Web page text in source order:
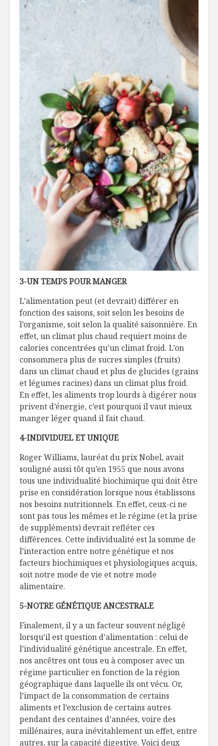
3-UN TEMPS POUR MANGER
L’alimentation peut (et devrait) différer en
fonction des saisons, soit selon les besoins de
l’organisme, soit selon la qualité saisonnière. En
effet, un climat plus chaud requiert moins de
calories concentrées qu’un climat froid. L’on
consommera plus de sucres simples (fruits)
dans un climat chaud et plus de glucides (grains
et légumes racines) dans un climat plus froid.
En effet, les aliments trop lourds à digérer nous
privent d’énergie, c’est pourquoi il vaut mieux
manger léger quand il fait chaud.
4-INDIVIDUEL ET UNIQUE
Roger Williams, lauréat du prix Nobel, avait
souligné aussi tôt qu’en 1955 que nous avons
tous une individualité biochimique qui doit être
prise en considération lorsque nous établissons
nos besoins nutritionnels. En effet, ceux-ci ne
sont pas tous les mêmes et le régime (et la prise
de suppléments) devrait refléter ces
différences. Cette individualité est la somme de
l’interaction entre notre génétique et nos
facteurs biochimiques et physiologiques acquis,
soit notre mode de vie et notre mode
alimentaire.
5-NOTRE GÉNÉTIQUE ANCESTRALE
Finalement, il y a un facteur souvent négligé
lorsqu’il est question d’alimentation : celui de
l’individualité génétique ancestrale. En effet,
nos ancêtres ont tous eu à composer avec un
régime particulier en fonction de la région
géographique dans laquelle ils ont vécu. Or,
l’impact de la consommation de certains
aliments et l’exclusion de certains autres
pendant des centaines d’années, voire des
millénaires, aura inévitablement un effet, entre
autres, sur la capacité digestive. Voici deux